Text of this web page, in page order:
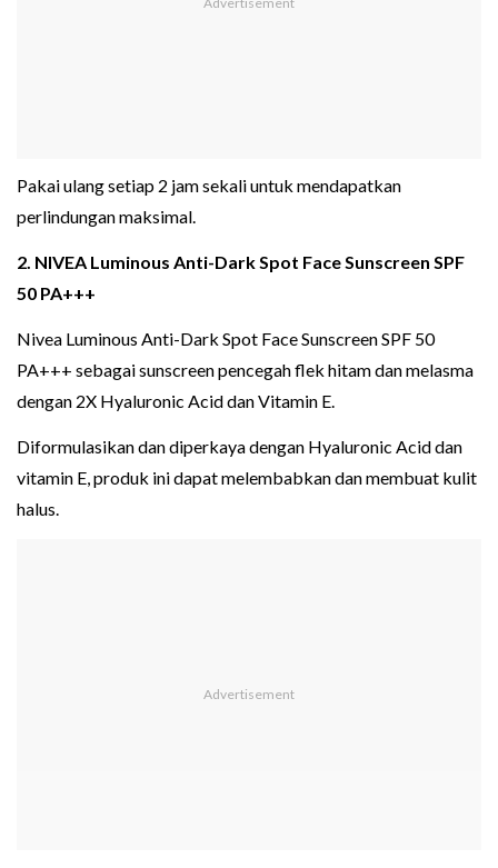
Pakai ulang setiap 2 jam sekali untuk mendapatkan
perlindungan maksimal.
2. NIVEA Luminous Anti-Dark Spot Face Sunscreen SPF
50 PA+++
Nivea Luminous Anti-Dark Spot Face Sunscreen SPF 50
PA+++ sebagai sunscreen pencegah flek hitam dan melasma
dengan 2X Hyaluronic Acid dan Vitamin E.
Diformulasikan dan diperkaya dengan Hyaluronic Acid dan
vitamin E, produk ini dapat melembabkan dan membuat kulit
halus.